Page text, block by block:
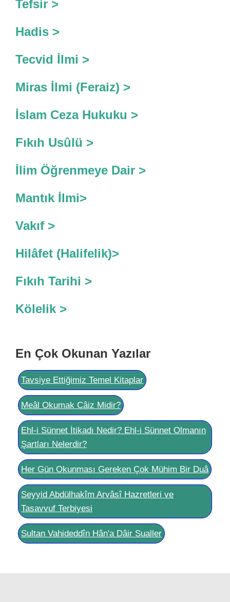
Tefsir >
Hadis >
Tecvid İlmi >
Miras İlmi (Feraiz) >
İslam Ceza Hukuku >
Fıkıh Usûlü >
İlim Öğrenmeye Dair >
Mantık İlmi>
Vakıf >
Hilâfet (Halifelik)>
Fıkıh Tarihi >
Kölelik >
En Çok Okunan Yazılar
Tavsiye Ettiğimiz Temel Kitaplar
Meâl Okumak Câiz Midir?
Ehl-i Sünnet İtikadı Nedir? Ehl-i Sünnet Olmanın
Şartları Nelerdir?
Her Gün Okunması Gereken Çok Mühim Bir Duâ
Seyyid Abdülhakîm Arvâsî Hazretleri ve
Tasavvuf Terbiyesi
Sultan Vahideddîn Hân'a Dâir Sualler